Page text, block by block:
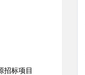
招标项目